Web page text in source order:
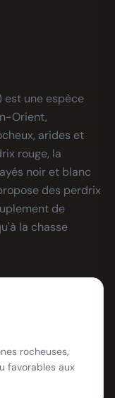
est une espèce
Orient,
arides et
rouge, la
noir et blanc
des perdrix
de
la chasse
rocheuses,
favorables aux